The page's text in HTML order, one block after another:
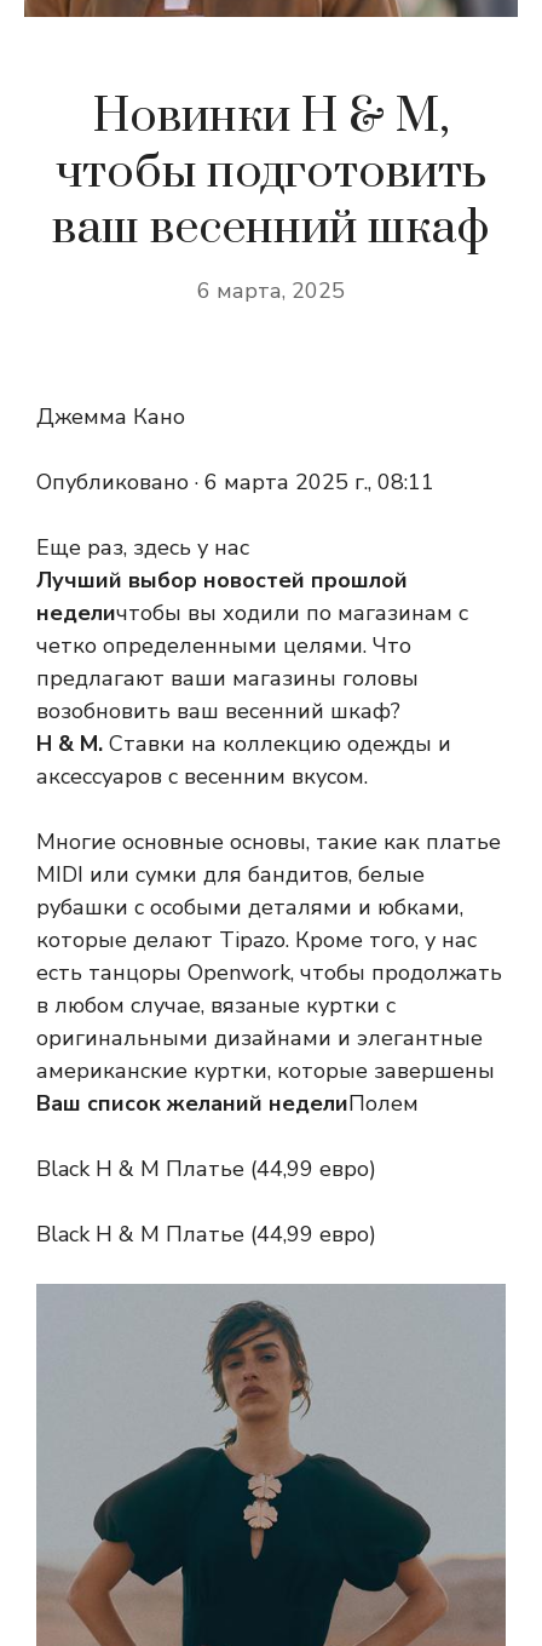
Новинки H & M,
чтобы подготовить
ваш весенний шкаф
6 марта, 2025
Джемма Кано
Опубликовано · 6 марта 2025 г., 08:11
Еще раз, здесь у нас
Лучший выбор новостей прошлой
неделичтобы вы ходили по магазинам с
четко определенными целями. Что
предлагают ваши магазины головы
возобновить ваш весенний шкаф?
H & M. Ставки на коллекцию одежды и
аксессуаров с весенним вкусом.
Многие основные основы, такие как платье
MIDI или сумки для бандитов, белые
рубашки с особыми деталями и юбками,
которые делают Tipazo. Кроме того, у нас
есть танцоры Openwork, чтобы продолжать
в любом случае, вязаные куртки с
оригинальными дизайнами и элегантные
американские куртки, которые завершены
Ваш список желаний неделиПолем
Black H & M Платье (44,99 евро)
Black H & M Платье (44,99 евро)